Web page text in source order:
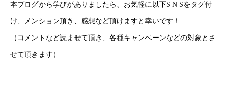
本ブログから学びがありましたら、お気軽に以下S N Sをタグ付
け、メンション頂き、感想など頂けますと幸いです！
（コメントなど読ませて頂き、各種キャンペーンなどの対象とさ
せて頂きます）